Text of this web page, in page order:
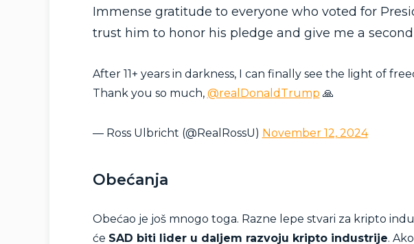
Immense gratitude to everyone who voted for
trust him to honor his pledge and give me a
After 11+ years in darkness, I can finally see the light of
Thank you so much, @realDonaldTrump 🙏
— Ross Ulbricht (@RealRossU) November 12, 2024
Obećanja
Obećao je još mnogo toga. Razne lepe stvari za kripto
će SAD biti lider u daljem razvoju kripto industrije.